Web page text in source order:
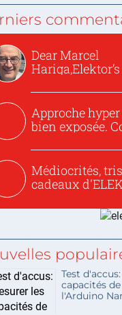
Dear Marcel
Approche
bien exposée.
Médiocrités,
cadeaux
Test
capacités
l'Arduino